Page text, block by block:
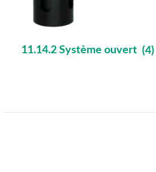
11.14.2 Système ouvert (4)